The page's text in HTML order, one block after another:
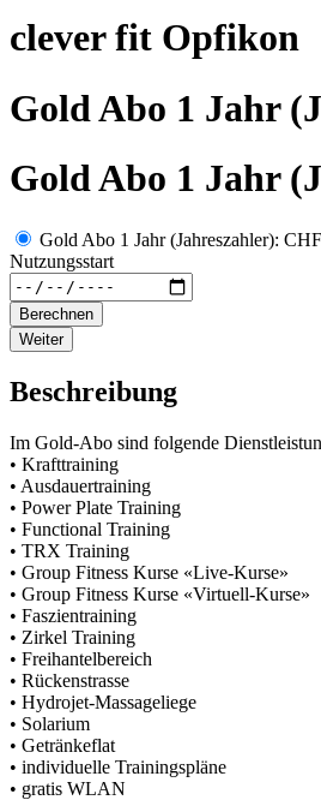
clever fit Opfikon
Gold Abo 1 Jahr
Gold Abo 1 Jahr
Gold Abo 1 Jahr (Jahreszahler):
Nutzungsstart
Berechnen
Weiter
Beschreibung
Im Gold-Abo sind folgende
• Krafttraining
• Ausdauertraining
• Power Plate Training
• Functional Training
• TRX Training
• Group Fitness Kurse «Live-Kurse»
• Group Fitness Kurse «Virtuell-Kurse»
• Faszientraining
• Zirkel Training
• Freihantelbereich
• Rückenstrasse
• Hydrojet-Massageliege
• Solarium
• Getränkeflat
• individuelle Trainingspläne
• gratis WLAN